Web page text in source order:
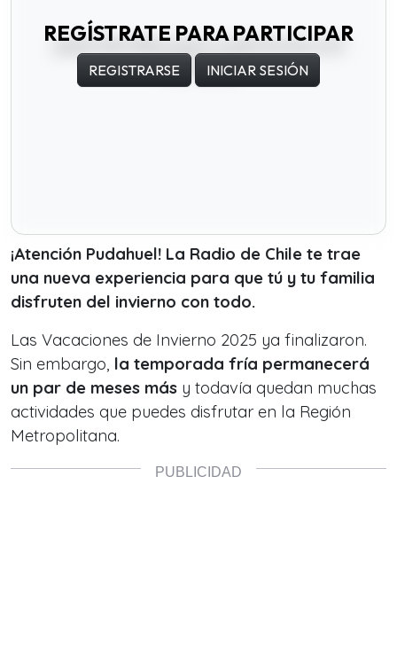
REGÍSTRATE PARA PARTICIPAR
REGISTRARSE INICIAR SESIÓN
¡Atención Pudahuel! La Radio de Chile te trae
una nueva experiencia para que tú y tu familia
disfruten del invierno con todo.
Las Vacaciones de Invierno 2025 ya finalizaron.
Sin embargo, la temporada fría permanecerá
un par de meses más y todavía quedan muchas
actividades que puedes disfrutar en la Región
Metropolitana.